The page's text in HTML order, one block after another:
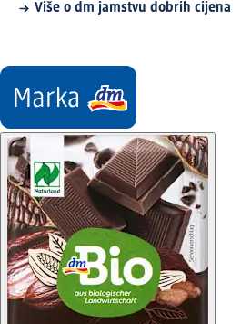
Više o dm jamstvu dobrih cijena